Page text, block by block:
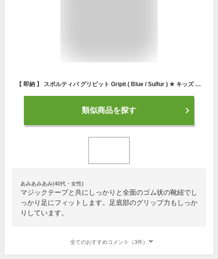
【 即納 】 スポルティバ グリピット Gripit ( Blue / Sulfur ) ★ キッズ / 子供用 ★ ★ ロッククライミング ・ クライミングシューズ ・ ボルダリングシューズ ★
類似商品を探す
あみあみあみ(40代・女性)
マジックテープと共にしっかりと全面のゴム状の靴紐でし
っかり足にフィットします。足底部のグリップ力もしっか
りしています。
全てのおすすめコメント（3件）